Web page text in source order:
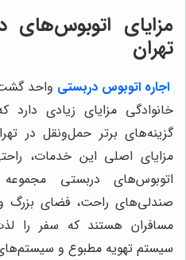
مزایای
تهران
اجاره اتوبوس دربستی واحد
خانوادگی مزایای زیادی
گزینه‌های برتر حمل‌ونقل در
مزایای اصلی این خدمات،
اتوبوس‌های دربستی
صندلی‌های راحت، فضای بزرگ
مسافران هستند که سفر را
سیستم تهویه مطبوع و